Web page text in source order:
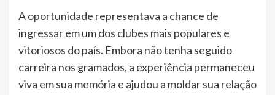
A oportunidade representava a chance de
ingressar em um dos clubes mais populares e
vitoriosos do país. Embora não tenha seguido
carreira nos gramados, a experiência permaneceu
viva em sua memória e ajudou a moldar sua relação